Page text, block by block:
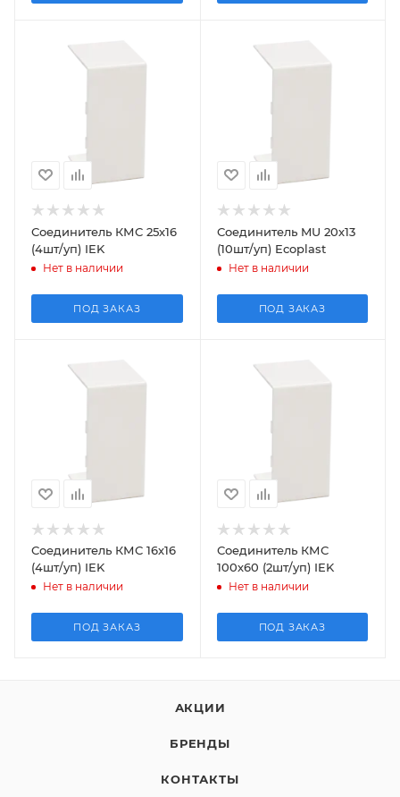
Соединитель КМС 25х16
(4шт/уп) IEK
Нет в наличии
ПОД ЗАКАЗ
Соединитель MU 20х13
(10шт/уп) Ecoplast
Нет в наличии
ПОД ЗАКАЗ
Соединитель КМС 16х16
(4шт/уп) IEK
Нет в наличии
ПОД ЗАКАЗ
Соединитель КМС
100х60 (2шт/уп) IEK
Нет в наличии
ПОД ЗАКАЗ
АКЦИИ
БРЕНДЫ
КОНТАКТЫ